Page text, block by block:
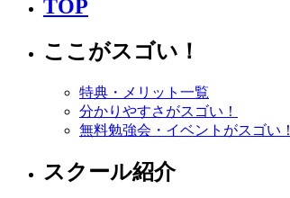
TOP
ここがスゴい！
特典・メリット一覧
分かりやすさがスゴい！
無料勉強会・イベントがスゴい！
スクール紹介